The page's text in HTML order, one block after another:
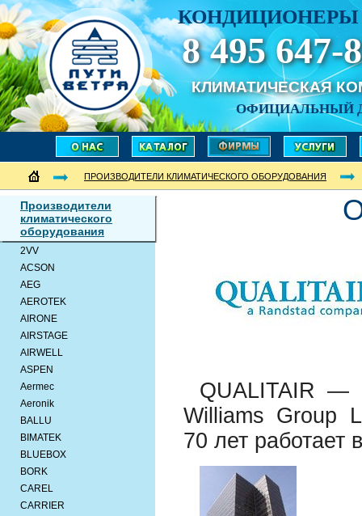
КОНДИЦИОНЕРЫ
8 495 647-
КЛИМАТИЧЕСКАЯ
ОФИЦИАЛЬНЫЙ
ПРОИЗВОДИТЕЛИ КЛИМАТИЧЕСКОГО ОБОРУДОВАНИЯ
Производители
климатического
оборудования
2VV
ACSON
AEG
AEROTEK
AIRONE
AIRSTAGE
AIRWELL
ASPEN
Aermec
Aeronik
BALLU
BIMATEK
BLUEBOX
BORK
CAREL
CARRIER
QUALITAIR —
Williams Group
70 лет работает